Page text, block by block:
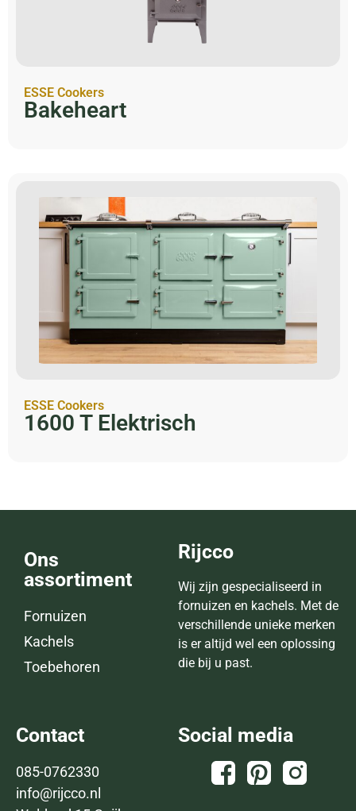
ESSE Cookers
Bakeheart
ESSE Cookers
1600 T Elektrisch
Ons
assortiment
Fornuizen
Kachels
Toebehoren
Rijcco
Wij zijn gespecialiseerd in
fornuizen en kachels. Met de
verschillende unieke merken
is er altijd wel een oplossing
die bij u past.
Contact
085-0762330
info@rijcco.nl
Social media